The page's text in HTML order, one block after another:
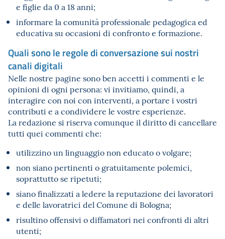
e figlie da 0 a 18 anni;
informare la comunità professionale pedagogica ed
educativa su occasioni di confronto e formazione.
Quali sono le regole di conversazione sui nostri
canali digitali
Nelle nostre pagine sono ben accetti i commenti e le
opinioni di ogni persona: vi invitiamo, quindi, a
interagire con noi con interventi, a portare i vostri
contributi e a condividere le vostre esperienze.
La redazione si riserva comunque il diritto di cancellare
tutti quei commenti che:
utilizzino un linguaggio non educato o volgare;
non siano pertinenti o gratuitamente polemici,
soprattutto se ripetuti;
siano finalizzati a ledere la reputazione dei lavoratori
e delle lavoratrici del Comune di Bologna;
risultino offensivi o diffamatori nei confronti di altri
utenti;